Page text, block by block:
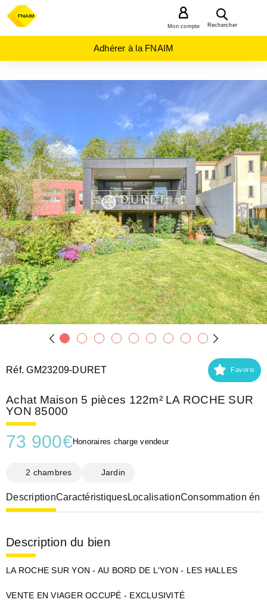
Rechercher
Mon compte
Adhérer à la FNAIM
PAYS-
DE-
LA-
LOIRE
VENDEE
(85)
LA
ROCHE
SUR
YON
(85000)
Réf. GM23209-DURET Favoris
Achat Maison 5 pièces 122m² LA ROCHE SUR
YON 85000
73 900€ Honoraires charge vendeur
2 chambres Jardin
DescriptionCaractéristiquesLocalisationConsommation
Description du bien
LA ROCHE SUR YON - AU BORD DE L'YON - LES HALLES
VENTE EN VIAGER OCCUPÉ - EXCLUSIVITÉ